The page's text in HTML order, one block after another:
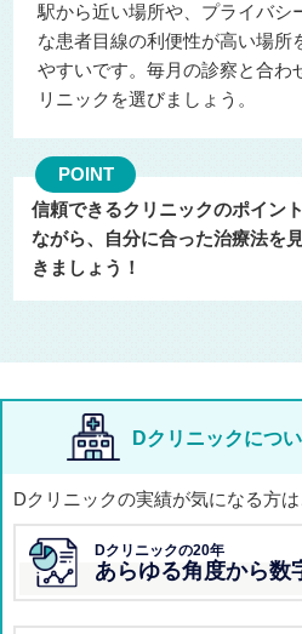
駅から近い場所や、プライバシ
な患者目線の利便性が高い場所
やすいです。毎月の診察と合わ
リニックを選びましょう。
POINT
信頼できるクリニックのポイン
ながら、自分に合った治療法を
きましょう！
Dクリニックにつ
Dクリニックの実績が気になる方は
Dクリニックの20年
あらゆる角度から数